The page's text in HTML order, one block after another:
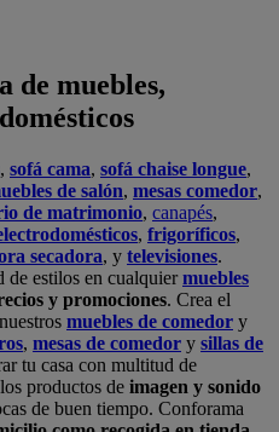
de muebles,
, sofá cama, sofá chaise longue,
de salón, mesas comedor,
de matrimonio, canapés,
, frigoríficos,
secadora, y televisiones.
de estilos en cualquiermuebles
y promociones. Crea el
muebles de comedor y
, mesas de comedor y sillas de
tu casa con multitud de
productos de imagen y sonido
de buen tiempo. Conforama